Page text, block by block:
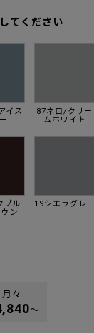
てください
イス
ブル
ン
87ネロ/クリー
ムホワイト
19シエラグレー
月々
〜